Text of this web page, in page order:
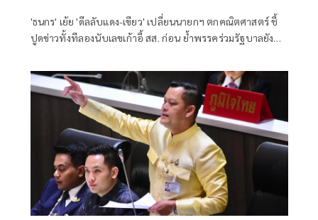
'ธนกร' เย้ย 'ดีลลับแดง-เขียว' เปลี่ยนนายกฯ ตกคณิตศาสตร์ ชี้
ปูดข่าวทั้งทีลองนับเลขเก้าอี้ สส. ก่อน ย้ำพรรคร่วมรัฐบาลยัง